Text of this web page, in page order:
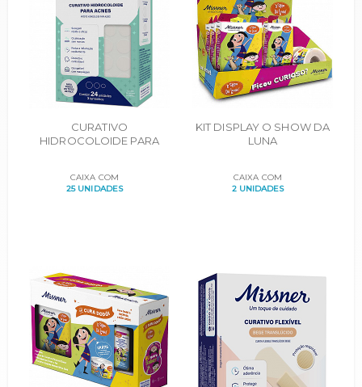
CURATIVO
HIDROCOLOIDE PARA
CAIXA COM
25 UNIDADES
KIT DISPLAY O SHOW DA
LUNA
CAIXA COM
2 UNIDADES